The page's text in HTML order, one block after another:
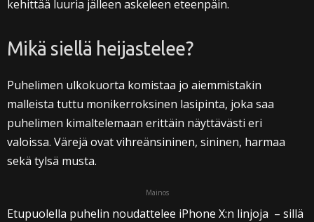
kehittää luuria jälleen askeleen eteenpäin.
Mikä siellä heijastelee?
Puhelimen ulkokuorta komistaa jo aiemmistakin
malleista tuttu monikerroksinen lasipinta, joka saa
puhelimen kimaltelemaan erittäin näyttävästi eri
valoissa. Värejä ovat vihreänsininen, sininen, harmaa
sekä tylsä musta.
Mainos
Etupuolella puhelin noudattelee iPhone X:n linjoja – sillä